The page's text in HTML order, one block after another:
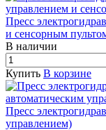
Пресс
и сенсорным
В наличии
Купить В корзине
Пресс
управлением)